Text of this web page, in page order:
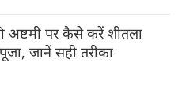
अष्टमी पर कैसे करें शीतला
जानें सही तरीका